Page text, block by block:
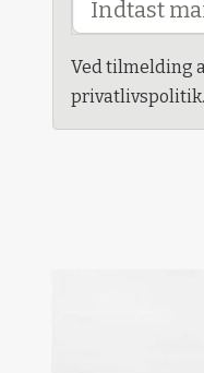
Ved tilmelding
privatlivspolitik.